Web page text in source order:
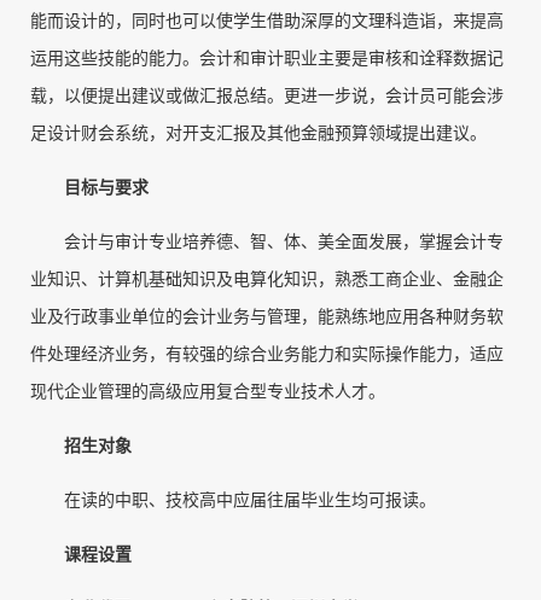
能而设计的，同时也可以使学生借助深厚的文理科造诣，来提高
运用这些技能的能力。会计和审计职业主要是审核和诠释数据记
载，以便提出建议或做汇报总结。更进一步说，会计员可能会涉
足设计财会系统，对开支汇报及其他金融预算领域提出建议。
目标与要求
会计与审计专业培养德、智、体、美全面发展，掌握会计专
业知识、计算机基础知识及电算化知识，熟悉工商企业、金融企
业及行政事业单位的会计业务与管理，能熟练地应用各种财务软
件处理经济业务，有较强的综合业务能力和实际操作能力，适应
现代企业管理的高级应用复合型专业技术人才。
招生对象
在读的中职、技校高中应届往届毕业生均可报读。
课程设置